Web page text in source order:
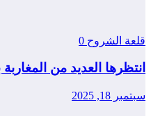
قلعة الشروح 0
انتظرها العديد من
سبتمبر 18, 2025